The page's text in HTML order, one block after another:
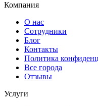
Компания
О нас
Сотрудники
Блог
Контакты
Политика
Все города
Отзывы
Услуги